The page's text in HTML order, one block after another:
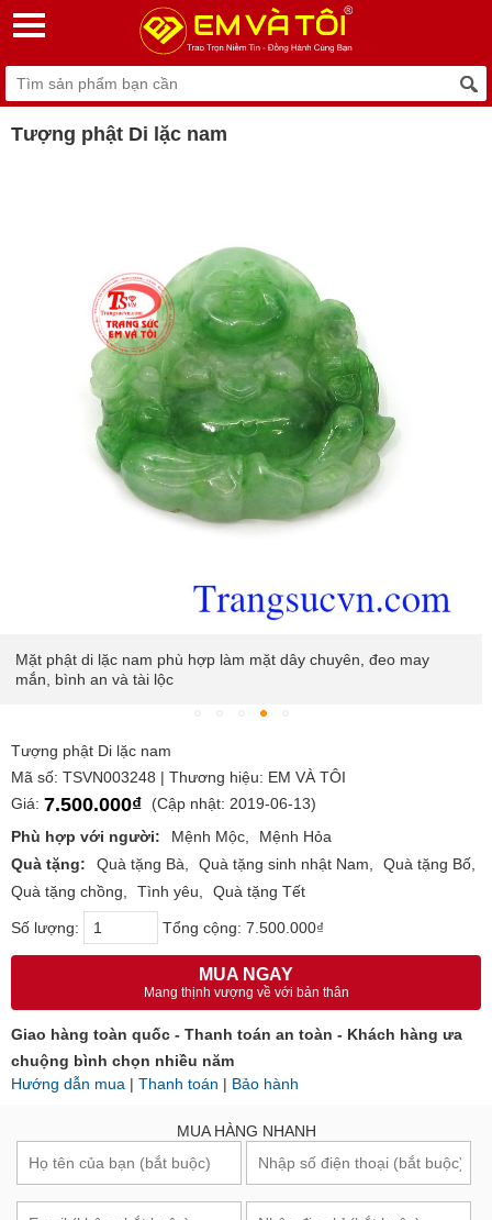
Tượng phật Di lặc nam
Mặt phật di lặc nam phù hợp làm mặt dây chuyên, đeo may
mắn, bình an và tài lộc
Tượng phật Di lặc nam
Mã số: TSVN003248 | Thương hiệu: EM VÀ TÔI
Giá: 7.500.000₫
(Cập nhật: 2019-06-13)
Phù hợp với người:
Mệnh Mộc
Mệnh Hỏa
Quà tặng:
Quà tặng Bà Quà tặng sinh nhật Nam
Quà tặng Bố
Quà tặng chồng
Tình yêu Quà tặng Tết
Số lượng: Tổng cộng: 7.500.000₫
MUA NGAY
Mang thịnh vượng về với bản thân
Giao hàng toàn quốc - Thanh toán an toàn - Khách hàng ưa
chuộng bình chọn nhiều năm
Hướng dẫn mua | Thanh toán | Bảo hành
MUA HÀNG NHANH